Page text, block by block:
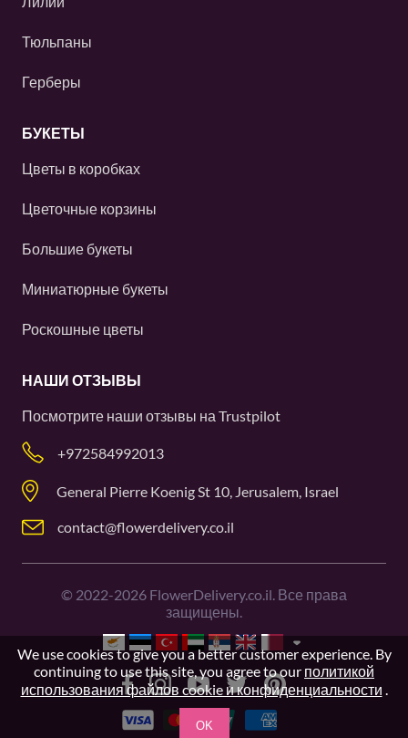
Тюльпаны
Герберы
БУКЕТЫ
Цветы в коробках
Цветочные корзины
Большие букеты
Миниатюрные букеты
Роскошные цветы
НАШИ ОТЗЫВЫ
Посмотрите наши отзывы на Trustpilot
+972584992013
General Pierre Koenig St 10, Jerusalem, Israel
contact@flowerdelivery.co.il
© 2022-2026 FlowerDelivery.co.il. Все права
защищены.
We use cookies to give you a better customer experience. By
continuing to use this site, you agree to our политикой
использования файлов cookie и конфиденциальности .
OK